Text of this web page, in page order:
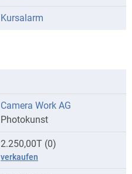
Kursalarm
Camera Work AG
Photokunst
2.250,00T (0)
verkaufen